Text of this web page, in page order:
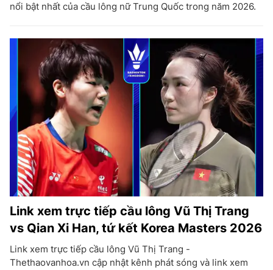
nổi bật nhất của cầu lông nữ Trung Quốc trong năm 2026.
Link xem trực tiếp cầu lông Vũ Thị Trang
vs Qian Xi Han, tứ kết Korea Masters 2026
Link xem trực tiếp cầu lông Vũ Thị Trang -
Thethaovanhoa.vn cập nhật kênh phát sóng và link xem